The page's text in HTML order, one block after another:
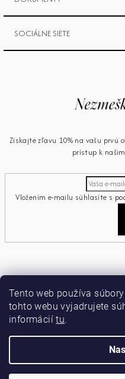
Tento web používa
tohto webu vyjadrujete
informáciítu.
SOCIÁLNE SIETE
Získajte zľavu 10% na vašu prvú
prístup k
Vložením e-mailu súhlasíte s
Ako nakupovať
Obchodné podmienky
Podmienky ochrany
Copyright 2026